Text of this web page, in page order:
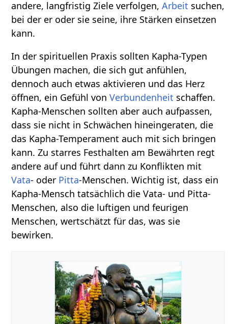
andere, langfristig Ziele verfolgen,Arbeit suchen,
bei der er oder sie seine, ihre Stärken einsetzen
kann.
In der spirituellen Praxis sollten Kapha-Typen
Übungen machen, die sich gut anfühlen,
dennoch auch etwas aktivieren und das Herz
öffnen, ein Gefühl vonVerbundenheit schaffen.
Kapha-Menschen sollten aber auch aufpassen,
dass sie nicht in Schwächen hineingeraten, die
das Kapha-Temperament auch mit sich bringen
kann. Zu starres Festhalten am Bewährten regt
andere auf und führt dann zu Konflikten mit
Vata- oder Pitta-Menschen. Wichtig ist, dass ein
Kapha-Mensch tatsächlich die Vata- und Pitta-
Menschen, also die luftigen und feurigen
Menschen, wertschätzt für das, was sie
bewirken.